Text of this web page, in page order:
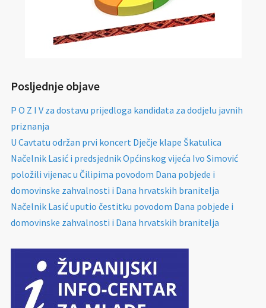
Posljednje objave
P O Z I V za dostavu prijedloga kandidata za dodjelu javnih
priznanja
U Cavtatu održan prvi koncert Dječje klape Škatulica
Načelnik Lasić i predsjednik Općinskog vijeća Ivo Simović
položili vijenac u Čilipima povodom Dana pobjede i
domovinske zahvalnosti i Dana hrvatskih branitelja
Načelnik Lasić uputio čestitku povodom Dana pobjede i
domovinske zahvalnosti i Dana hrvatskih branitelja